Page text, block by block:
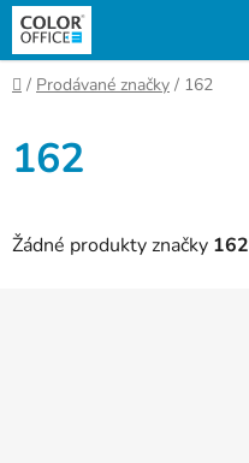
Přejít
obsah
Domů
/ Prodávané značky / 162
162
Žádné produkty značky 162